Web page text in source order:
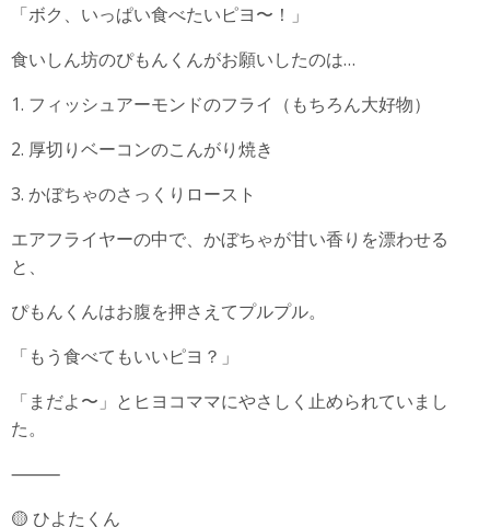
「ボク、いっぱい食べたいピヨ〜！」
食いしん坊のぴもんくんがお願いしたのは…
1. フィッシュアーモンドのフライ（もちろん大好物）
2. 厚切りベーコンのこんがり焼き
3. かぼちゃのさっくりロースト
エアフライヤーの中で、かぼちゃが甘い香りを漂わせる
と、
ぴもんくんはお腹を押さえてプルプル。
「もう食べてもいいピヨ？」
「まだよ〜」とヒヨコママにやさしく止められていまし
た。
⸻
🟡 ひよたくん